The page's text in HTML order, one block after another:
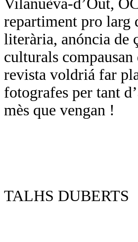
Vilanuèva-d’Òut,
repartiment pro larg
literària, anóncia de
culturals
revista voldriá far
fotografes per tant
mès que vengan !
TALHS DUBERTS